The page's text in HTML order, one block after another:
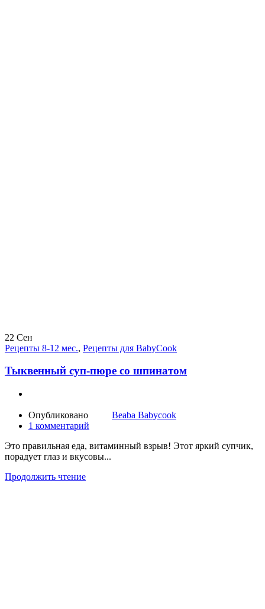
22 Сен
Рецепты 8-12 мес., Рецепты для BabyCook
Тыквенный суп-пюре со шпинатом
Опубликовано
Beaba Babycook
1 комментарий
Это правильная еда, витаминный взрыв! Этот яркий супчик,
порадует глаз и вкусовы...
Продолжить чтение